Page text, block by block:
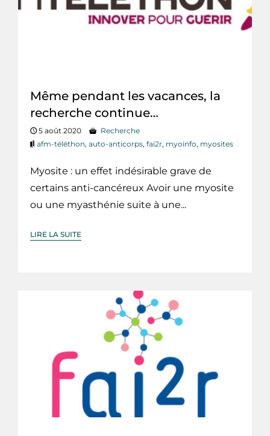
Même pendant les vacances, la
recherche continue…
5 août 2020
Recherche
afm-téléthon, auto-anticorps, fai2r, myoinfo, myosites
Myosite : un effet indésirable grave de
certains anti-cancéreux Avoir une myosite
ou une myasthénie suite à une...
LIRE LA SUITE